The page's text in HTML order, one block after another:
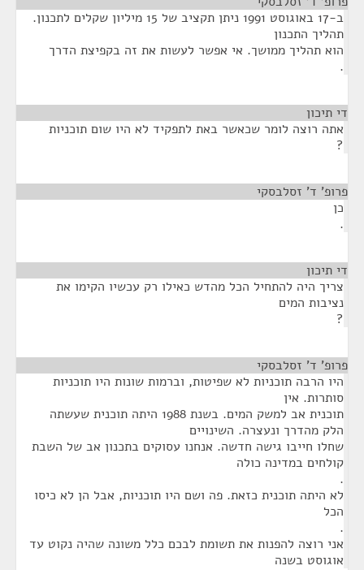
ב-17 באוגוסט 1991 ניתן תקציב של 15 מיליון שקלים לתכנון.
תהליך התכנון
הוא תהליך ממושך. אי אפשר לעשות את זה בקפיצת הדרך
.
די תיכון
אתה רוצה לומר שכאשר באת לתפקיד לא היו שום תוכניות
?
פרופ' ד' זסלבסקי
כן
.
די תיכון
צריך היה להתחיל הכל מהדש כאילו רק עכשיו הקימו את
נציבות המים
?
פרופ' ד' זסלבסקי
היו הרבה תוכניות לא שפיטות, וברמות שונות היו תוכניות
סותרות. אין
תוכנית אב למשק המים. בשנת 1988 היתה תוכנית שעשתה
הלק מהדרך ונעצרה. השינויים
שחלו חייבו גישה חדשה. אנחנו עסוקים בתכנון אב של השבת
קולחים במדינה כולה
.
לא היתה תוכנית כזאת. פה ושם היו תוכניות, אבל הן לא כיסו
הכל
.
אני רוצה להפנות את תשומת לבכם כלל משונה שהיה נקוט עד
אוגוסט בשנה